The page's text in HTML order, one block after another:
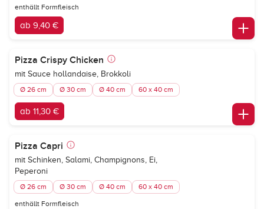
enthällt Formfleisch
ab 9,40 €
Pizza Crispy Chicken
mit Sauce hollandaise, Brokkoli
Ø 26 cm Ø 30 cm Ø 40 cm 60 x 40 cm
ab 11,30 €
Pizza Capri
mit Schinken, Salami, Champignons, Ei,
Peperoni
Ø 26 cm Ø 30 cm Ø 40 cm 60 x 40 cm
enthällt Formfleisch